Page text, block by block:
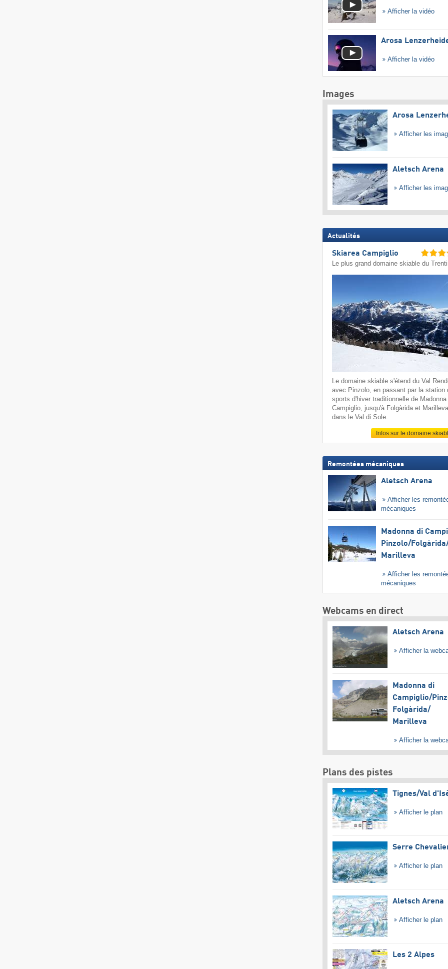
Afficher la vidéo
Arosa
Afficher la vidéo
Images
Arosa
Afficher les
Aletsch Arena
Afficher les
Actualités
Skiarea Campiglio
Le plus grand domaine skiable du
Le domaine skiable s'étend du Val
avec Pinzolo, en passant par la station
sports d'hiver traditionnelle de Madonna
Campiglio, jusqu'à Folgàrida et
dans le Val di Sole.
Infos sur le domaine
Remontées mécaniques
Aletsch Arena
Afficher les
mécaniques
Madonna di
Pinzolo/​
Marilleva
Afficher les
mécaniques
Webcams en direct
Aletsch Arena
Afficher la
Madonna di
Campiglio/​
Folgàrida/​
Marilleva
Afficher la
Plans des pistes
Tignes/​Val
Afficher le plan
Serre
Afficher le plan
Aletsch Arena
Afficher le plan
Les 2 Alpes